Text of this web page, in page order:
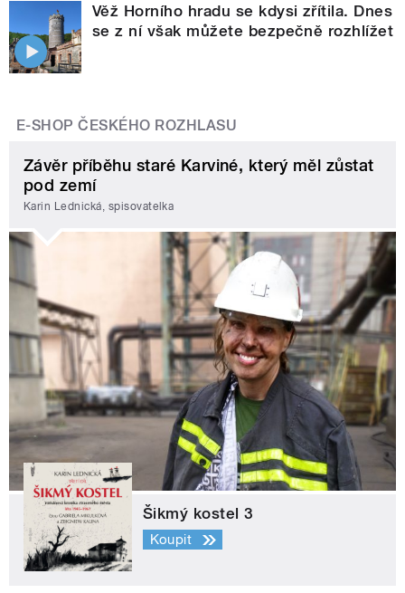
Věž Horního hradu se kdysi zřítila. Dnes
se z ní však můžete bezpečně rozhlížet
E-SHOP ČESKÉHO ROZHLASU
Závěr příběhu staré Karviné, který měl zůstat
pod zemí
Karin Lednická, spisovatelka
Šikmý kostel 3
Koupit